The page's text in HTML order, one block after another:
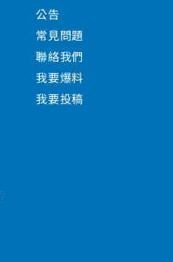
公告
常見問題
聯絡我們
我要爆料
我要投稿